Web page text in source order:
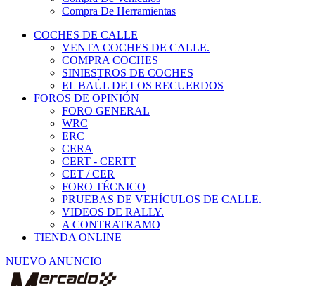
COCHES DE CALLE
VENTA COCHES DE CALLE.
COMPRA COCHES
SINIESTROS DE COCHES
EL BAÚL DE LOS RECUERDOS
FOROS DE OPINIÓN
FORO GENERAL
WRC
ERC
CERA
CERT - CERTT
CET / CER
FORO TÉCNICO
PRUEBAS DE VEHÍCULOS DE CALLE.
VIDEOS DE RALLY.
A CONTRATRAMO
TIENDA ONLINE
NUEVO ANUNCIO